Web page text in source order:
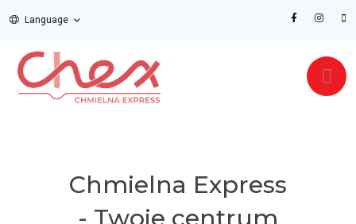
Language
Chmielna Express
- Twoje centrum